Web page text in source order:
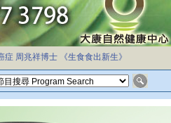
症 周兆祥博士 《生食食出新生》